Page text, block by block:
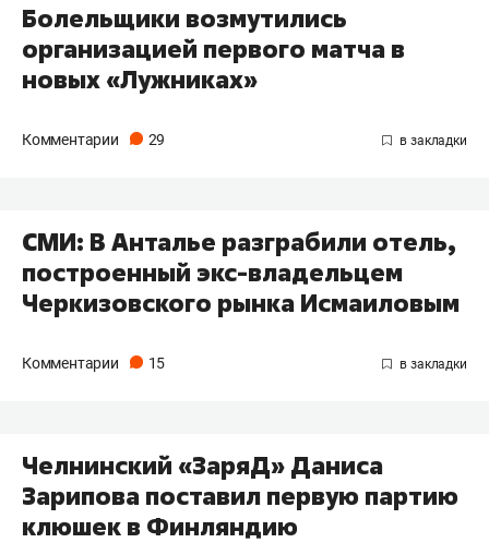
Болельщики возмутились
организацией первого матча в
новых «Лужниках»
Комментарии 29
СМИ: В Анталье разграбили отель,
построенный экс-владельцем
Черкизовского рынка Исмаиловым
Комментарии 15
Челнинский «ЗаряД» Даниса
Зарипова поставил первую партию
клюшек в Финляндию